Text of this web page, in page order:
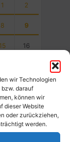
wir Technologien
darauf
können wir
dieser Website
oder zurückziehen,
werden.
1 2
8 9
15 16
30
5 6